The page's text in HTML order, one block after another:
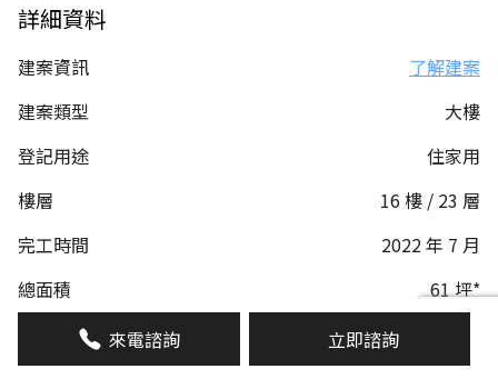
詳細資料
建案資訊
了解建案
建案類型
大樓
登記用途
住家用
樓層
16 樓 / 23 層
完工時間
2022 年 7 月
總面積
61 坪*
2183 平方英呎
警衛管理
有
來電諮詢 立即諮詢